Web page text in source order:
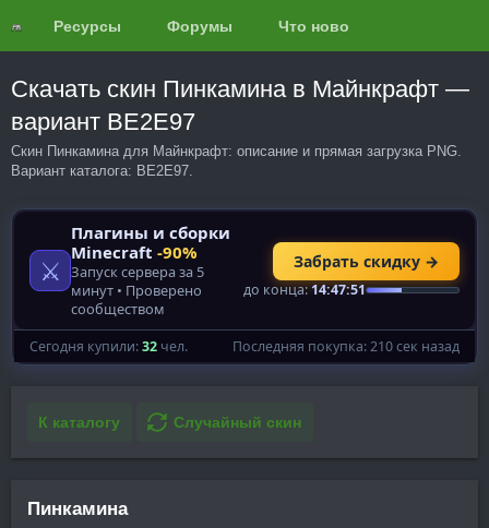
Ресурсы Форумы Что нового?
Скачать скин Пинкамина в Майнкрафт —
вариант BE2E97
Скин Пинкамина для Майнкрафт: описание и прямая загрузка PNG.
Вариант каталога: BE2E97.
К каталогу Случайный скин
Пинкамина